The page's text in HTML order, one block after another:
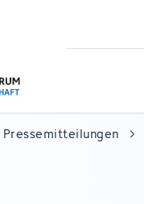
Pressemitteilungen